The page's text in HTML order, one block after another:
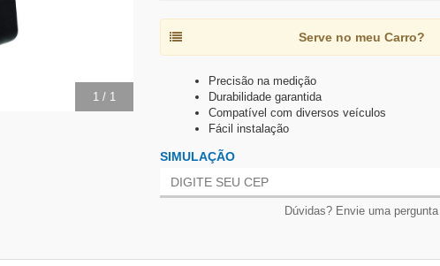
1/ 1
Serve no meu Carro?
Precisão na medição
Durabilidade garantida
Compatível com diversos veículos
Fácil instalação
SIMULAÇÃO
Dúvidas? Envie uma pergunta